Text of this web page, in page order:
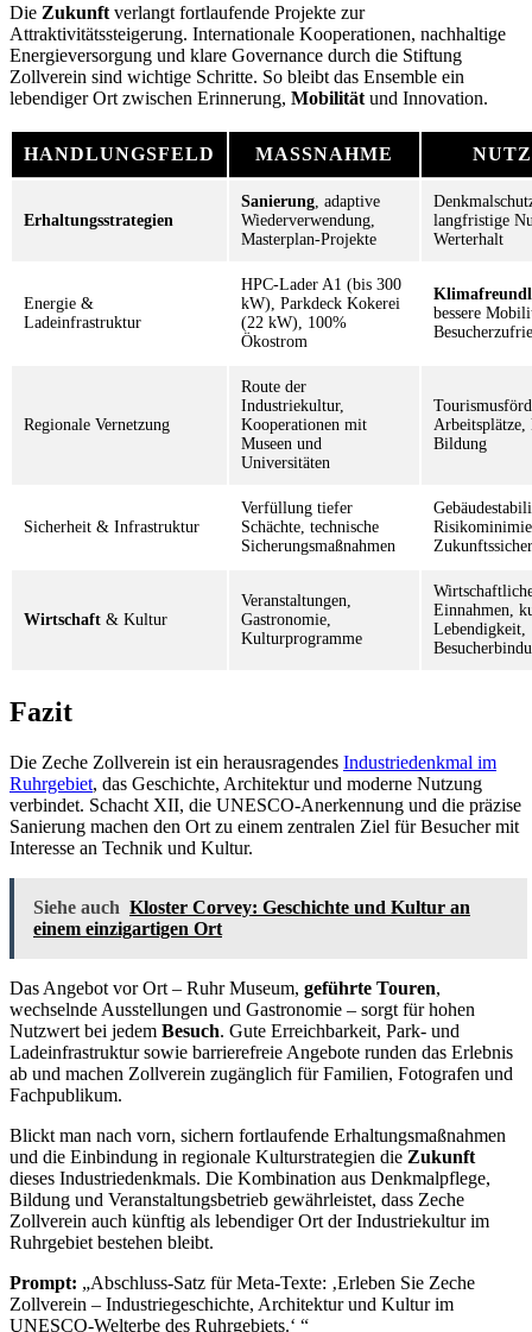
Die Zukunft verlangt fortlaufende Projekte zur
Attraktivitätssteigerung. Internationale Kooperationen, nachhaltige
Energieversorgung und klare Governance durch die Stiftung
Zollverein sind wichtige Schritte. So bleibt das Ensemble ein
lebendiger Ort zwischen Erinnerung, Mobilität und Innovation.
HANDLUNGSFELD MASSNAHME
Erhaltungsstrategien
Sanierung , adaptive
Wiederverwendung,
Masterplan-Projekte
langfristige
Werterhalt
Energie &
Ladeinfrastruktur
HPC-Lader A1 (bis 300
kW), Parkdeck Kokerei
(22 kW), 100%
Ökostrom
bessere
Regionale Vernetzung
Route der
Industriekultur,
Kooperationen mit
Museen und
Universitäten
Bildung
Sicherheit & Infrastruktur
Verfüllung tiefer
Schächte, technische
Sicherungsmaßnahmen
Wirtschaft & Kultur
Veranstaltungen,
Gastronomie,
Kulturprogramme
Einnahmen,
Lebendigkeit,
Fazit
Die Zeche Zollverein ist ein herausragendes Industriedenkmal im
Ruhrgebiet, das Geschichte, Architektur und moderne Nutzung
verbindet. Schacht XII, die UNESCO-Anerkennung und die präzise
Sanierung machen den Ort zu einem zentralen Ziel für Besucher mit
Interesse an Technik und Kultur.
Siehe auch Kloster Corvey: Geschichte und Kultur an
einem einzigartigen Ort
Das Angebot vor Ort – Ruhr Museum, geführte Touren,
wechselnde Ausstellungen und Gastronomie – sorgt für hohen
Nutzwert bei jedem Besuch. Gute Erreichbarkeit, Park- und
Ladeinfrastruktur sowie barrierefreie Angebote runden das Erlebnis
ab und machen Zollverein zugänglich für Familien, Fotografen und
Fachpublikum.
Blickt man nach vorn, sichern fortlaufende Erhaltungsmaßnahmen
und die Einbindung in regionale Kulturstrategien die Zukunft
dieses Industriedenkmals. Die Kombination aus Denkmalpflege,
Bildung und Veranstaltungsbetrieb gewährleistet, dass Zeche
Zollverein auch künftig als lebendiger Ort der Industriekultur im
Ruhrgebiet bestehen bleibt.
Prompt: „Abschluss-Satz für Meta-Texte: ‚Erleben Sie Zeche
Zollverein – Industriegeschichte, Architektur und Kultur im
UNESCO-Welterbe des Ruhrgebiets.‘ “